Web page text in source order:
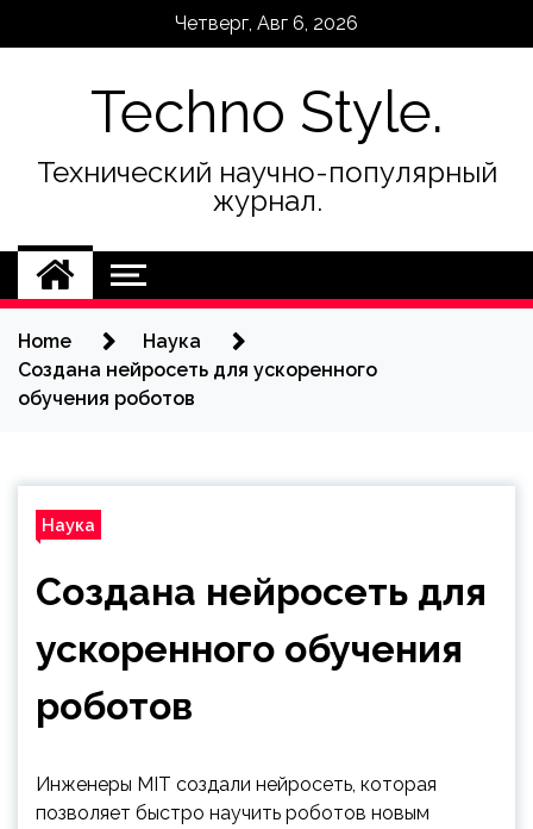
Четверг, Авг 6, 2026
Techno Style.
Технический научно-популярный
журнал.
Home
Наука
Создана нейросеть для ускоренного
обучения роботов
Наука
Создана нейросеть для
ускоренного обучения
роботов
Инженеры MIT создали нейросеть, которая
позволяет быстро научить роботов новым